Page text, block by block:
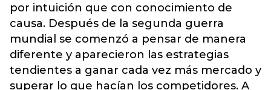
por intuición que con conocimiento de
causa. Después de la segunda guerra
mundial se comenzó a pensar de manera
diferente y aparecieron las estrategias
tendientes a ganar cada vez más mercado y
superar lo que hacían los competidores. A